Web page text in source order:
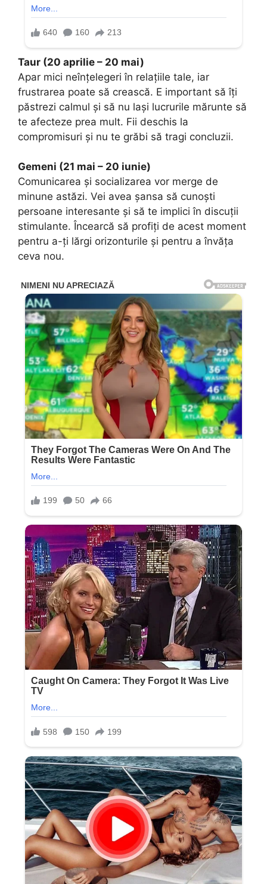
Taur (20 aprilie – 20 mai)
Apar mici neînțelegeri în relațiile tale, iar
frustrarea poate să crească. E important să îți
păstrezi calmul și să nu lași lucrurile mărunte să
te afecteze prea mult. Fii deschis la
compromisuri și nu te grăbi să tragi concluzii.
Gemeni (21 mai – 20 iunie)
Comunicarea și socializarea vor merge de
minune astăzi. Vei avea șansa să cunoști
persoane interesante și să te implici în discuții
stimulante. Încearcă să profiți de acest moment
pentru a-ți lărgi orizonturile și pentru a învăța
ceva nou.